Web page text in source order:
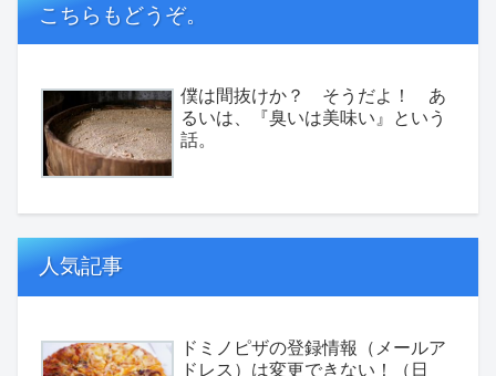
こちらもどうぞ。
僕は間抜けか？ そうだよ！ あ
るいは、『臭いは美味い』という
話。
人気記事
ドミノピザの登録情報（メールア
ドレス）は変更できない！（日